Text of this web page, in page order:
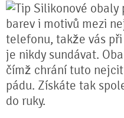
Silikonové obaly
barev i motivů mezi
telefonu, takže vás
je nikdy sundávat.
čímž chrání tuto
pádu. Získáte tak
do ruky.